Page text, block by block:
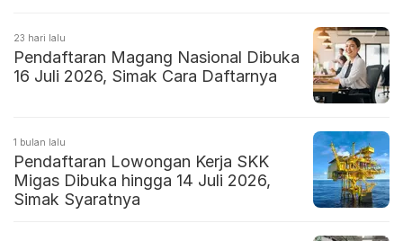
23 hari lalu
Pendaftaran Magang Nasional Dibuka
16 Juli 2026, Simak Cara Daftarnya
1 bulan lalu
Pendaftaran Lowongan Kerja SKK
Migas Dibuka hingga 14 Juli 2026,
Simak Syaratnya